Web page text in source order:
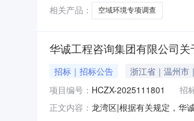
相关产品：
空域环境专项调查
华诚工程咨询集团有限公司
招标｜招标公告 浙江省｜温州市
项目编号： HCZX-2025111801 招
正文内容： 龙湾区|根据有关规定，华